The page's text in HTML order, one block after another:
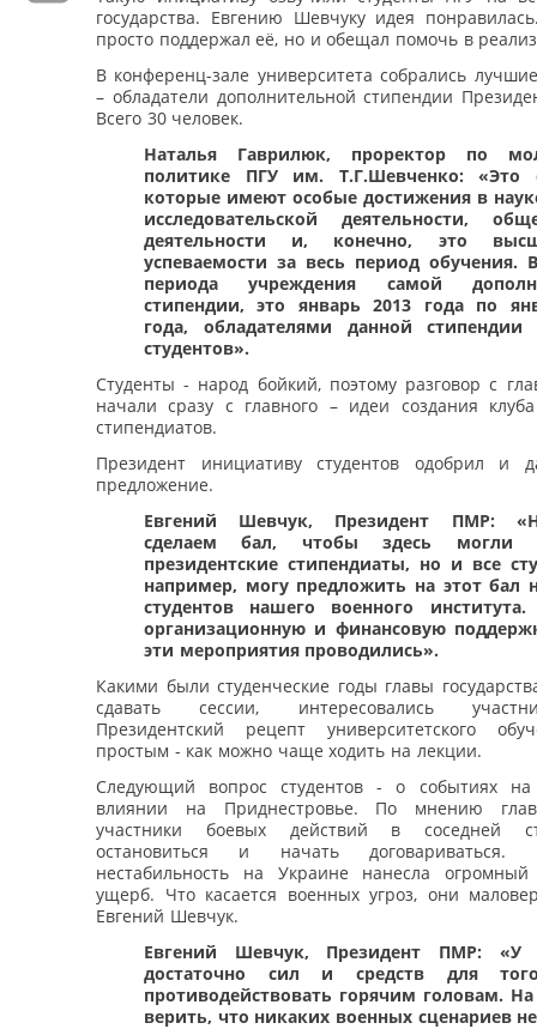
государства. Евгению Шевчуку идея
просто поддержал её, но и обещал помочь в
В конференц-зале университета собрались
– обладатели дополнительной стипендии
Всего 30 человек.
Наталья Гаврилюк, проректор по
политике ПГУ им. Т.Г.Шевченко: «Это
которые имеют особые достижения в
исследовательской деятельности,
деятельности и, конечно, это
успеваемости за весь период обучения.
периода учреждения самой
стипендии, это январь 2013 года по
года, обладателями данной стипендии
студентов».
Студенты - народ бойкий, поэтому разговор с
начали сразу с главного – идеи создания
стипендиатов.
Президент инициативу студентов одобрил и
предложение.
Евгений Шевчук, Президент ПМР:
сделаем бал, чтобы здесь могли
президентские стипендиаты, но и все
например, могу предложить на этот бал
студентов нашего военного
организационную и финансовую
эти мероприятия проводились».
Какими были студенческие годы главы
сдавать сессии, интересовались
Президентский рецепт университетского
простым - как можно чаще ходить на лекции.
Следующий вопрос студентов - о событиях
влиянии на Приднестровье. По мнению
участники боевых действий в соседней
остановиться и начать договариваться.
нестабильность на Украине нанесла огромный
ущерб. Что касается военных угроз, они
Евгений Шевчук.
Евгений Шевчук, Президент ПМР: «У
достаточно сил и средств для
противодействовать горячим головам. На
верить, что никаких военных сценариев